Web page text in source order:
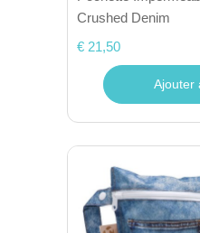
Crushed Denim
€ 21,50
Ajouter